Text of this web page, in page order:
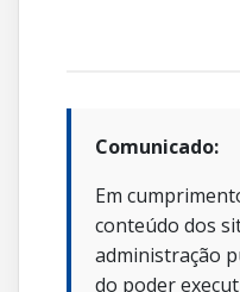
Comunicado:
Em
conteúdo dos
administração
do poder